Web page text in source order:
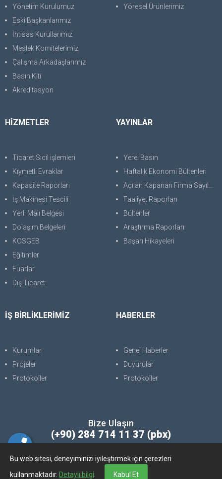
Bu web sitesi, deneyiminizi iyileştirmek için çerezleri
kullanmaktadır. Detaylı bilgi Kabul Et
Yönetim Kurulumuz
Eski Başkanlarımız
İhtisas Kurullarımız
Meslek Komitelerimiz
Çalışma Arkadaşlarımız
Basın Kiti
Akreditasyon
Yöresel Ürünlerimiz
HİZMETLER
Ticaret Sicil işlemleri
Kıymetli Evraklar
Kapasite Raporları
İş Makinesi Tescili
Yerli Malı Belgesi
Dolaşım Belgeleri
KOSGEB
Eğitimler
Fuarlar
Dış Ticaret
YAYINLAR
Yerel Basın
Haftalık Ekonomi Bültenleri
Açılan Kapanan Firma Sayıları
Faaliyet Raporları
Bültenler
Araştırma Raporları
Başarı Hikayeleri
İŞ BİRLİKLERİMİZ
Kurumlar
Projeler
Protokoller
HABERLER
Genel Haberler
Duyurular
Protokoller
Bize Ulaşın
(+90) 284 714 11 37 (pbx)
Copyright © 2025. Her Hakkı Saklıdır. kopyalanması, çoğaltılması ve
dağıtılması halinde yasal haklarımız işletilecektir.